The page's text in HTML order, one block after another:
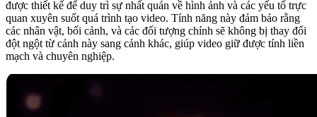
được thiết kế để duy trì sự nhất quán về hình ảnh và các yếu tố trực
quan xuyên suốt quá trình tạo video. Tính năng này đảm bảo rằng
các nhân vật, bối cảnh, và các đối tượng chính sẽ không bị thay đổi
đột ngột từ cảnh này sang cảnh khác, giúp video giữ được tính liền
mạch và chuyên nghiệp.